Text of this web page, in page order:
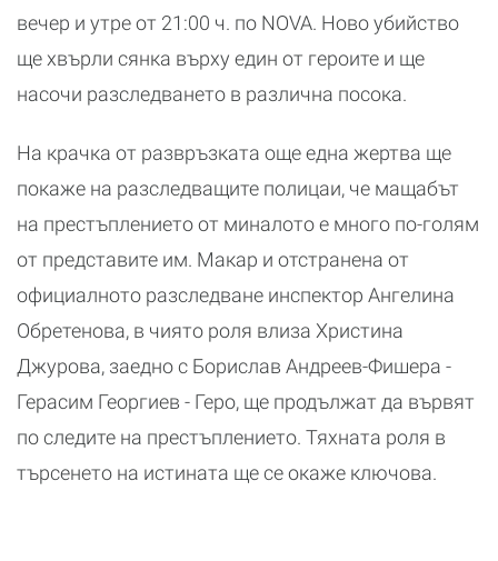
вечер и утре от 21:00 ч. по NOVA. Ново убийство
ще хвърли сянка върху един от героите и ще
насочи разследването в различна посока.
На крачка от развръзката още една жертва ще
покаже на разследващите полицаи, че мащабът
на престъплението от миналото е много по-голям
от представите им. Макар и отстранена от
официалното разследване инспектор Ангелина
Обретенова, в чиято роля влиза Христина
Джурова, заедно с Борислав Андреев-Фишера -
Герасим Георгиев - Геро, ще продължат да вървят
по следите на престъплението. Тяхната роля в
търсенето на истината ще се окаже ключова.